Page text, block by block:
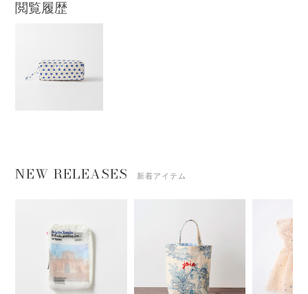
閲覧履歴
NEW RELEASES 新着アイテム